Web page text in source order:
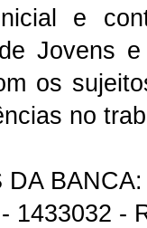
e
Jovens
os
no
DA BANCA:
1433032 -